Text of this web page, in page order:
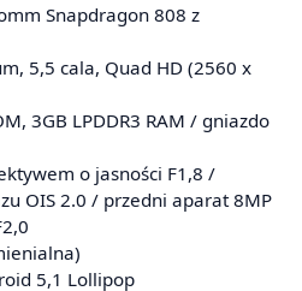
Snapdragon 808 z
5,5 cala, Quad HD (2560 x
3GB LPDDR3 RAM / gniazdo
o jasności F1,8 /
OIS 2.0 / przedni aparat 8MP
5,1 Lollipop